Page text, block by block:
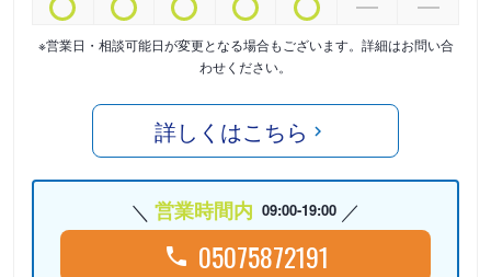
※営業日・相談可能日が変更となる場合もございます。詳細はお問い合
わせください。
詳しくはこちら
営業時間内 09:00-19:00
05075872191